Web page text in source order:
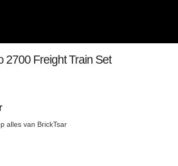
2700 Freight Train Set
alles van BrickTsar